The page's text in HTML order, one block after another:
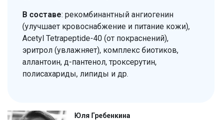
В составе: рекомбинантный ангиогенин
(улучшает кровоснабжение и питание кожи),
Acetyl Tetrapeptide-40 (от покраснений),
эритрол (увлажняет), комплекс биотиков,
аллантоин, д-пантенол, троксерутин,
полисахариды, липиды и др.
Юля Гребенкина